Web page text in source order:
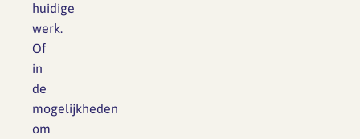
huidige
werk.
Of
in
de
mogelijkheden
om